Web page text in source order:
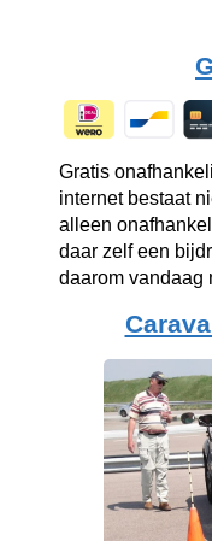
Gratis
internet bestaat
alleen
daar zelf een
daarom vandaag